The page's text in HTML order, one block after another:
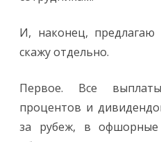
И, наконец,
скажу отдельно.
Первое. Все
процентов и
за рубеж, в